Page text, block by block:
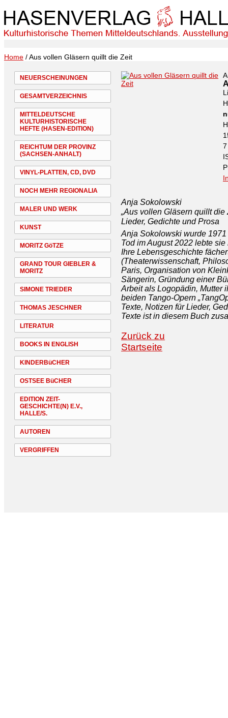
Home / Aus vollen Gläsern quillt die Zeit
NEUERSCHEINUNGEN
GESAMTVERZEICHNIS
MITTELDEUTSCHE
KULTURHISTORISCHE
HEFTE (HASEN-EDITION)
REICHTUM DER PROVINZ
(SACHSEN-ANHALT)
VINYL-PLATTEN, CD, DVD
NOCH MEHR REGIONALIA
MALER UND WERK
KUNST
MORITZ GöTZE
GRAND TOUR GIEBLER &
MORITZ
SIMONE TRIEDER
THOMAS JESCHNER
LITERATUR
BOOKS IN ENGLISH
KINDERBüCHER
OSTSEE BüCHER
EDITION ZEIT-
GESCHICHTE(N) E.V.,
HALLE/S.
AUTOREN
VERGRIFFEN
Anja Sokolowski
„Aus vollen Gläsern quillt die
Lieder, Gedichte und Prosa
Anja Sokolowski wurde
Tod im August 2022 lebte
Ihre Lebensgeschichte
(Theaterwissenschaft,
Paris, Organisation von
Sängerin, Gründung einer
Arbeit als Logopädin, Mutter
beiden Tango-Opern
Texte, Notizen für Lieder,
Texte ist in diesem Buch
Zurück zu
Startseite